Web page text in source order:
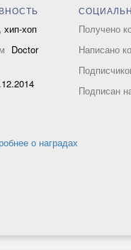
хип-хоп
Doctor
Получено
Написано
Подписан
о наградах